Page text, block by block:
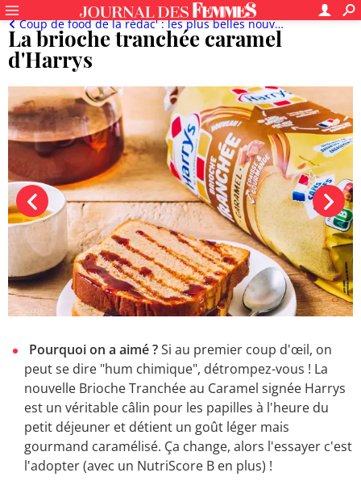
La brioche tranchée caramel
d'Harrys
Coup de food de la rédac' : les plus belles nouveautés du moment
Pourquoi on a aimé ?Si au premier coup d'œil, on
peut se dire "hum chimique", détrompez-vous ! La
nouvelle Brioche Tranchée au Caramel signée Harrys
est un véritable câlin pour les papilles à l'heure du
petit déjeuner et détient un goût léger mais
gourmand caramélisé. Ça change, alors l'essayer c'est
l'adopter (avec un NutriScore B en plus) !